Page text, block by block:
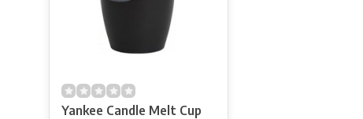
Yankee Candle Melt Cup